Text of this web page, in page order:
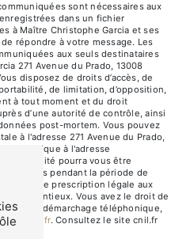
sont nécessaires aux
dans un fichier
à Maître Christophe Garcia et ses
répondre à votre message. Les
aux seuls destinataires
271 Avenue du Prado, 13008
disposez de droits d’accès, de
de limitation, d’opposition,
à tout moment et du droit
d’une autorité de contrôle, ainsi
post-mortem. Vous pouvez
à l'adresse 271 Avenue du Prado,
électronique à l'adresse
d'identité pourra vous être
données pendant la période de
durée de prescription légale aux
contentieux. Vous avez le droit de
au démarchage téléphonique,
. Consultez le site cnil.fr
droits.